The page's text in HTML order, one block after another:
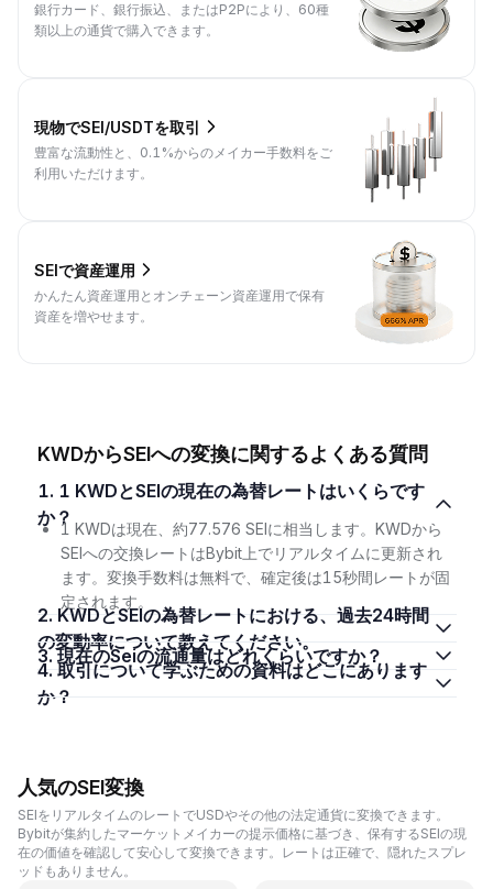
銀行カード、銀行振込、またはP2Pにより、60種
類以上の通貨で購入できます。
現物でSEI/USDTを取引
豊富な流動性と、0.1%からのメイカー手数料をご
利用いただけます。
SEIで資産運用
かんたん資産運用とオンチェーン資産運用で保有
資産を増やせます。
KWDからSEIへの変換に関するよくある質問
1. 1 KWDとSEIの現在の為替レートはいくらです
か？
1 KWDは現在、約77.576 SEIに相当します。KWDから
SEIへの交換レートはBybit上でリアルタイムに更新され
ます。変換手数料は無料で、確定後は15秒間レートが固
定されます。
2. KWDとSEIの為替レートにおける、過去24時間
の変動率について教えてください。
3. 現在のSeiの流通量はどれくらいですか？
4. 取引について学ぶための資料はどこにあります
か？
人気のSEI変換
SEIをリアルタイムのレートでUSDやその他の法定通貨に変換できます。
Bybitが集約したマーケットメイカーの提示価格に基づき、保有するSEIの現
在の価値を確認して安心して変換できます。レートは正確で、隠れたスプレ
ッドもありません。